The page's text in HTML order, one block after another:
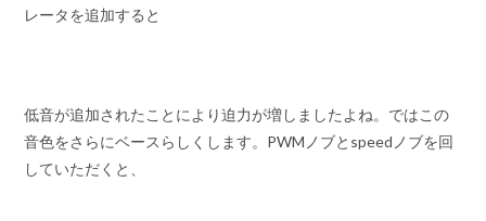
レータを追加すると
低音が追加されたことにより迫力が増しましたよね。ではこの
音色をさらにベースらしくします。PWMノブとspeedノブを回
していただくと、